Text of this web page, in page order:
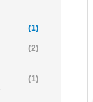
(1)
(2)
(1)